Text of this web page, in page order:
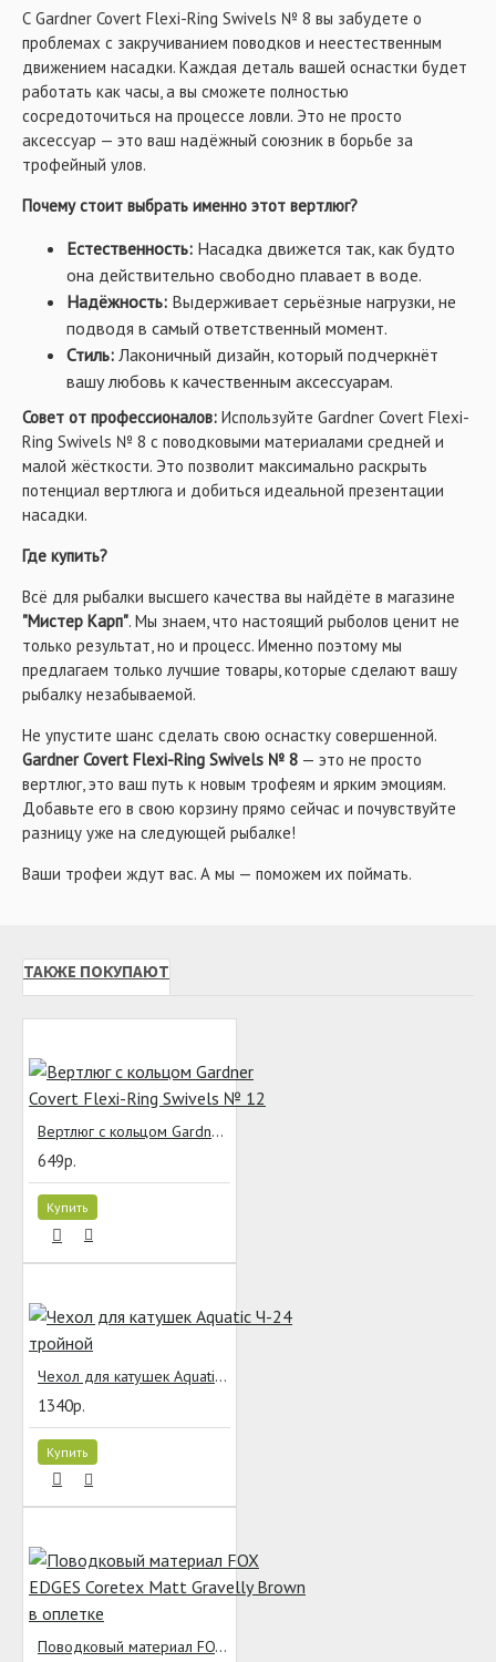
С Gardner Covert Flexi-Ring Swivels № 8 вы забудете о
проблемах с закручиванием поводков и неестественным
движением насадки. Каждая деталь вашей оснастки будет
работать как часы, а вы сможете полностью
сосредоточиться на процессе ловли. Это не просто
аксессуар — это ваш надёжный союзник в борьбе за
трофейный улов.
Почему стоит выбрать именно этот вертлюг?
Естественность: Насадка движется так, как будто
она действительно свободно плавает в воде.
Надёжность: Выдерживает серьёзные нагрузки, не
подводя в самый ответственный момент.
Стиль: Лаконичный дизайн, который подчеркнёт
вашу любовь к качественным аксессуарам.
Совет от профессионалов: Используйте Gardner Covert Flexi-
Ring Swivels № 8 с поводковыми материалами средней и
малой жёсткости. Это позволит максимально раскрыть
потенциал вертлюга и добиться идеальной презентации
насадки.
Где купить?
Всё для рыбалки высшего качества вы найдёте в магазине
"Мистер Карп". Мы знаем, что настоящий рыболов ценит не
только результат, но и процесс. Именно поэтому мы
предлагаем только лучшие товары, которые сделают вашу
рыбалку незабываемой.
Не упустите шанс сделать свою оснастку совершенной.
Gardner Covert Flexi-Ring Swivels № 8 — это не просто
вертлюг, это ваш путь к новым трофеям и ярким эмоциям.
Добавьте его в свою корзину прямо сейчас и почувствуйте
разницу уже на следующей рыбалке!
Ваши трофеи ждут вас. А мы — поможем их поймать.
ТАКЖЕ ПОКУПАЮТ
Вертлюг с кольцом Gardner Covert Flexi-Ring Swivels № 12
649р.
Купить
Чехол для катушек Aquatic Ч-24 тройной
1340р.
Купить
Поводковый материал FOX EDGES Coretex Matt Gravelly Brown в оплетке